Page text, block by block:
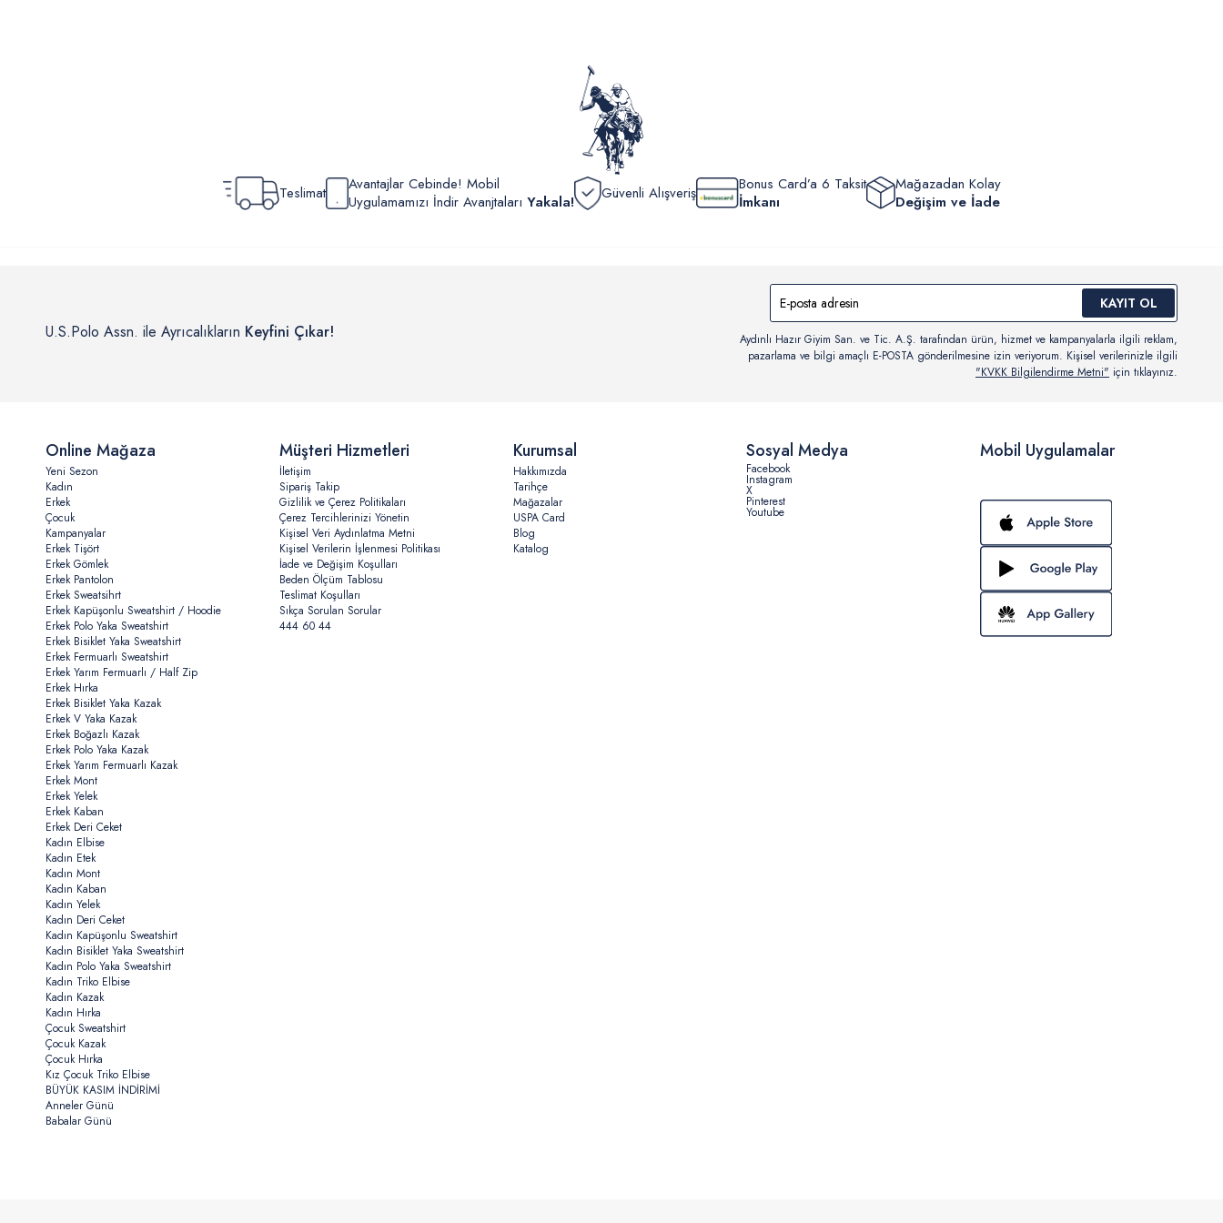
Teslimat
Avantajlar Cebinde! Mobil
Uygulamamızı İndir Avanjtaları Yakala! Güvenli Alışveriş
Bonus Card’a 6 Taksit
İmkanı
Mağazadan Kolay
Değişim ve İade
U.S.Polo Assn. ile Ayrıcalıkların Keyfini Çıkar!
KAYIT OL
Aydınlı Hazır Giyim San. ve Tic. A.Ş. tarafından ürün, hizmet ve kampanyalarla ilgili reklam,
pazarlama ve bilgi amaçlı E-POSTA gönderilmesine izin veriyorum. Kişisel verilerinizle ilgili
"KVKK Bilgilendirme Metni" için tıklayınız.
Mobil Uygulamalar
Online Mağaza
Yeni Sezon
Kadın
Erkek
Çocuk
Kampanyalar
Erkek Tişört
Erkek Gömlek
Erkek Pantolon
Erkek Sweatsihrt
Erkek Kapüşonlu Sweatshirt / Hoodie
Erkek Polo Yaka Sweatshirt
Erkek Bisiklet Yaka Sweatshirt
Erkek Fermuarlı Sweatshirt
Erkek Yarım Fermuarlı / Half Zip
Erkek Hırka
Erkek Bisiklet Yaka Kazak
Erkek V Yaka Kazak
Erkek Boğazlı Kazak
Erkek Polo Yaka Kazak
Erkek Yarım Fermuarlı Kazak
Erkek Mont
Erkek Yelek
Erkek Kaban
Erkek Deri Ceket
Kadın Elbise
Kadın Etek
Kadın Mont
Kadın Kaban
Kadın Yelek
Kadın Deri Ceket
Kadın Kapüşonlu Sweatshirt
Kadın Bisiklet Yaka Sweatshirt
Kadın Polo Yaka Sweatshirt
Kadın Triko Elbise
Kadın Kazak
Kadın Hırka
Çocuk Sweatshirt
Çocuk Kazak
Çocuk Hırka
Kız Çocuk Triko Elbise
BÜYÜK KASIM İNDİRİMİ
Anneler Günü
Babalar Günü
Müşteri Hizmetleri
İletişim
Sipariş Takip
Gizlilik ve Çerez Politikaları
Çerez Tercihlerinizi Yönetin
Kişisel Veri Aydınlatma Metni
Kişisel Verilerin İşlenmesi Politikası
İade ve Değişim Koşulları
Beden Ölçüm Tablosu
Teslimat Koşulları
Sıkça Sorulan Sorular
444 60 44
Kurumsal
Hakkımızda
Tarihçe
Mağazalar
USPA Card
Blog
Katalog
Sosyal Medya
Facebook
Instagram
X
Pinterest
Youtube